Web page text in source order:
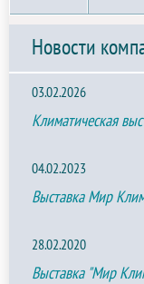
Новости
03.02.2026
Климатическая
04.02.2023
Выставка Мир
28.02.2020
Выставка "Мир